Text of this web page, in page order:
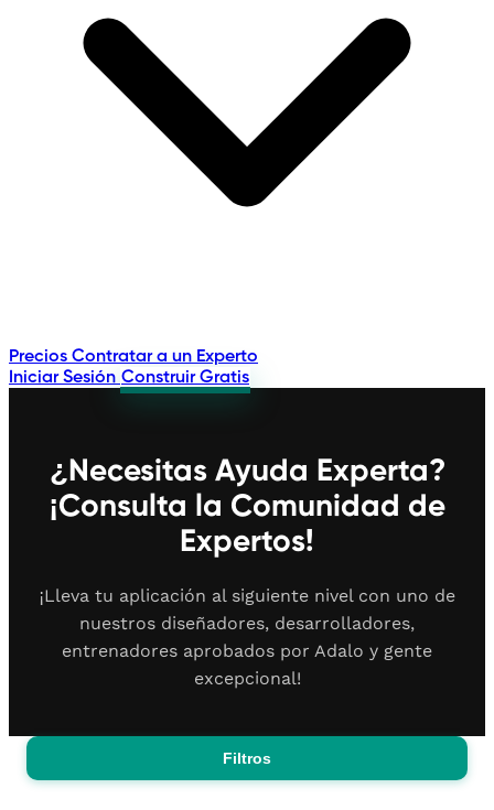
Precios Contratar a un Experto
Iniciar Sesión Construir Gratis
¿Necesitas Ayuda Experta?
¡Consulta la Comunidad de
Expertos!
¡Lleva tu aplicación al siguiente nivel con uno de
nuestros diseñadores, desarrolladores,
entrenadores aprobados por Adalo y gente
excepcional!
Filtros